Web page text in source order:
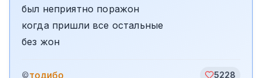
был неприятно поражон
когда пришли все остальные
без жон
©тодибо 5228